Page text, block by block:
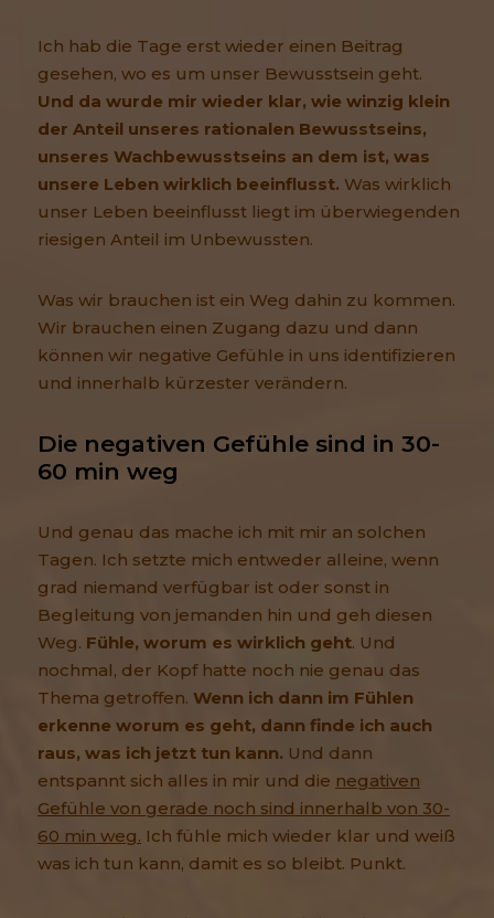
Ich hab die Tage erst wieder einen Beitrag
gesehen, wo es um unser Bewusstsein geht.
Und da wurde mir wieder klar, wie winzig klein
der Anteil unseres rationalen Bewusstseins,
unseres Wachbewusstseins an dem ist, was
unsere Leben wirklich beeinflusst. Was wirklich
unser Leben beeinflusst liegt im überwiegenden
riesigen Anteil im Unbewussten.
Was wir brauchen ist ein Weg dahin zu kommen.
Wir brauchen einen Zugang dazu und dann
können wir negative Gefühle in uns identifizieren
und innerhalb kürzester verändern.
Die negativen Gefühle sind in 30-
60 min weg
Und genau das mache ich mit mir an solchen
Tagen. Ich setzte mich entweder alleine, wenn
grad niemand verfügbar ist oder sonst in
Begleitung von jemanden hin und geh diesen
Weg. Fühle, worum es wirklich geht. Und
nochmal, der Kopf hatte noch nie genau das
Thema getroffen. Wenn ich dann im Fühlen
erkenne worum es geht, dann finde ich auch
raus, was ich jetzt tun kann. Und dann
entspannt sich alles in mir und die negativen
Gefühle von gerade noch sind innerhalb von 30-
60 min weg. Ich fühle mich wieder klar und weiß
was ich tun kann, damit es so bleibt. Punkt.